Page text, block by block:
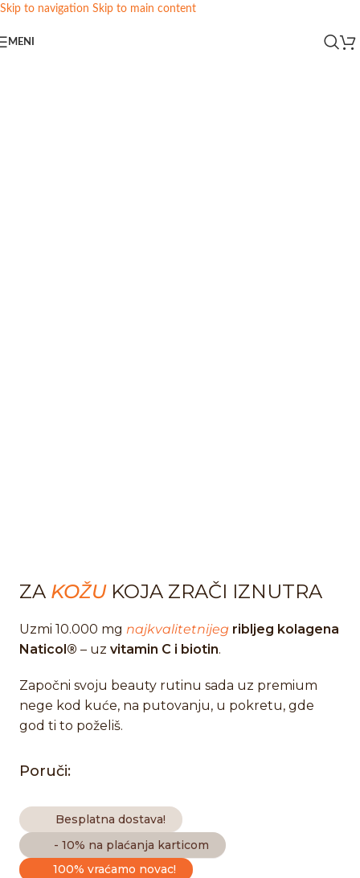
Skip to navigation Skip to main content
MENI
ZA KOŽUKOJA ZRAČI IZNUTRA
Uzmi 10.000 mg najkvalitetnijeg ribljeg kolagena
Naticol® – uz vitamin C i biotin.
Započni svoju beauty rutinu sada uz premium
nege kod kuće, na putovanju, u pokretu, gde
god ti to poželiš.
Poruči:
Besplatna dostava!
- 10% na plaćanja karticom
100% vraćamo novac!